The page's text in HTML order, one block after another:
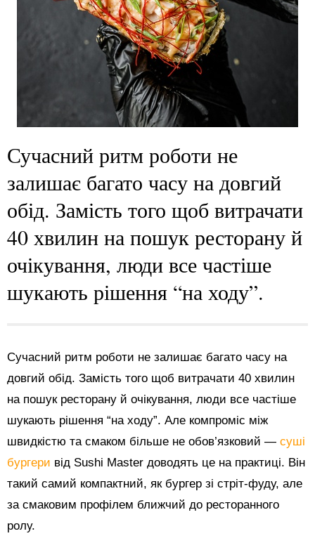
Сучасний ритм роботи не
залишає багато часу на довгий
обід. Замість того щоб витрачати
40 хвилин на пошук ресторану й
очікування, люди все частіше
шукають рішення “на ходу”.
Сучасний ритм роботи не залишає багато часу на
довгий обід. Замість того щоб витрачати 40 хвилин
на пошук ресторану й очікування, люди все частіше
шукають рішення “на ходу”. Але компроміс між
швидкістю та смаком більше не обов’язковий — суші
бургери від Sushi Master доводять це на практиці. Він
такий самий компактний, як бургер зі стріт-фуду, але
за смаковим профілем ближчий до ресторанного
ролу.